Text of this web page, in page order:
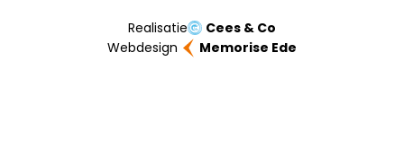
Realisatie
Cees & Co
Webdesign
Memorise Ede